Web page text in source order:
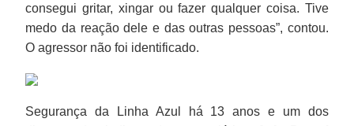
consegui gritar, xingar ou fazer qualquer coisa. Tive
medo da reação dele e das outras pessoas”, contou.
O agressor não foi identificado.
Segurança da Linha Azul há 13 anos e um dos